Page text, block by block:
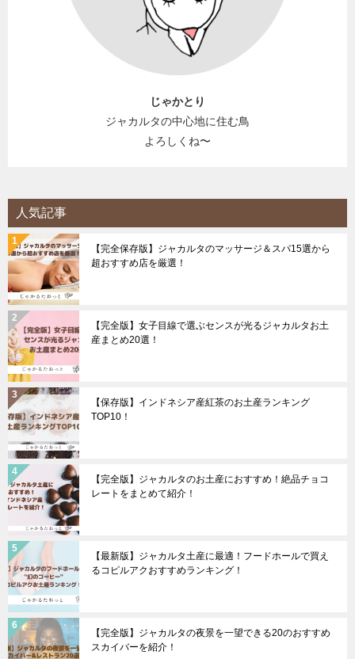
じゃかとり
ジャカルタの中心地に住む鳥
よろしくね〜
人気記事
【完全保存版】ジャカルタのマッサージ＆スパ15選から
超おすすめ店を厳選！
【完全版】女子目線で選ぶセンスが光るジャカルタお土
産まとめ20選！
【保存版】インドネシア産紅茶のお土産ランキング
TOP10！
【完全版】ジャカルタのお土産におすすめ！絶品チョコ
レートをまとめて紹介！
【最新版】ジャカルタ土産に最適！フードホールで買え
るコピルアクおすすめランキング！
【完全版】ジャカルタの夜景を一望できる20のおすすめ
スカイバーを紹介！